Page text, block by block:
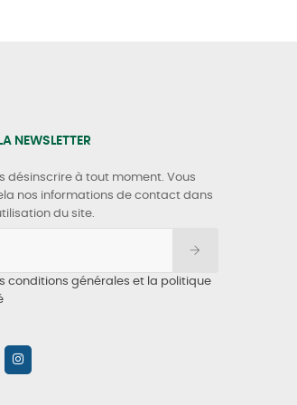
NEWSLETTER
désinscrire à tout moment. Vous
nos informations de contact dans
du site.
conditions générales et la politique